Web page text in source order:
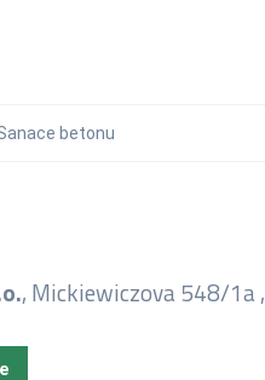
betonu
, Mickiewiczova 548/1a ,